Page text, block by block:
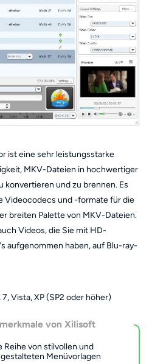
ist eine sehr leistungsstarke
MKV-Dateien in hochwertiger
konvertieren und zu brennen. Es
Videocodecs und -formate für die
breiten Palette von MKV-Dateien.
Videos, die Sie mit HD-
aufgenommen haben, auf Blu-ray-
7, Vista, XP (SP2 oder höher)
von Xilisoft
Reihe von stilvollen und
Menüvorlagen